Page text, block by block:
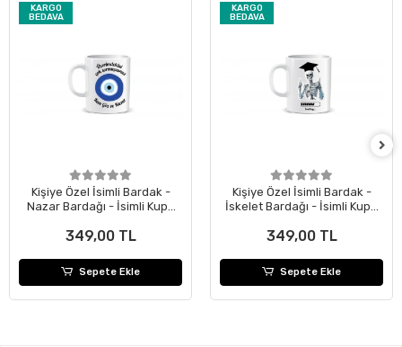
KARGO
BEDAVA
Kişiye Özel İsimli Bardak -
Nazar Bardağı - İsimli Kupa
349,00 TL
Sepete Ekle
KARGO
BEDAVA
Kişiye Özel İsimli Bardak -
İskelet Bardağı - İsimli Kupa
349,00 TL
Sepete Ekle